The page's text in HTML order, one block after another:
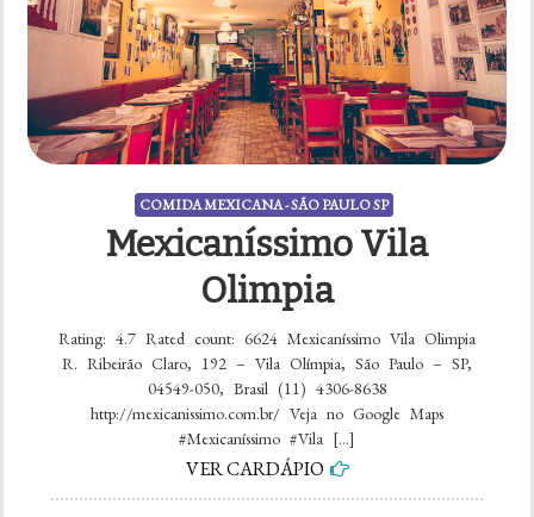
COMIDA MEXICANA - SÃO PAULO SP
Mexicaníssimo Vila
Olimpia
Rating: 4.7 Rated count: 6624 Mexicaníssimo Vila Olimpia
R. Ribeirão Claro, 192 – Vila Olímpia, São Paulo – SP,
04549-050, Brasil (11) 4306-8638
http://mexicanissimo.com.br/ Veja no Google Maps
#Mexicaníssimo #Vila […]
VER CARDÁPIO